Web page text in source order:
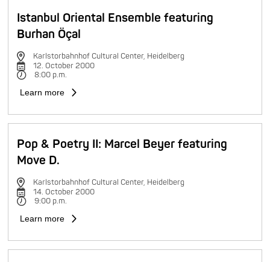
Istanbul Oriental Ensemble featuring
Burhan Öçal
Karlstorbahnhof Cultural Center, Heidelberg
12. October 2000
8:00 p.m.
Learn more
Pop & Poetry II: Marcel Beyer featuring
Move D.
Karlstorbahnhof Cultural Center, Heidelberg
14. October 2000
9:00 p.m.
Learn more